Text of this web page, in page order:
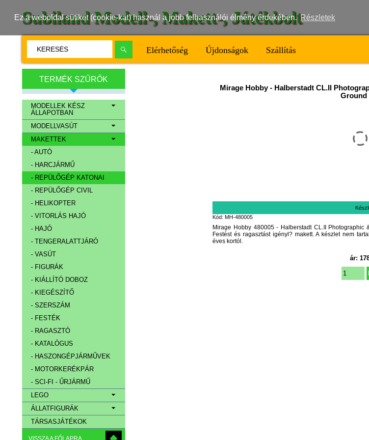
Ez a weboldal sütiket (cookie-kat) használ a jobb felhasználói élmény érdekében. Részletek
Subiland Modell-, Makett-, Játékbolt
Elérhetőség Újdonságok Szállítás
TERMÉK SZŰRŐK
MODELLEK KÉSZ
ÁLLAPOTBAN
MODELLVASÚT
MAKETTEK
- AUTÓ
- HARCJÁRMŰ
- REPÜLŐGÉP KATONAI
- REPÜLŐGÉP CIVIL
- HELIKOPTER
- VITORLÁS HAJÓ
- HAJÓ
- TENGERALATTJÁRÓ
- VASÚT
- FIGURÁK
- KIÁLLÍTÓ DOBOZ
- KIEGÉSZÍTŐ
- SZERSZÁM
- FESTÉK
- RAGASZTÓ
- KATALÓGUS
- HASZONGÉPJÁRMŰVEK
- MOTORKERÉKPÁR
- SCI-FI - ŰRJÁRMŰ
LEGO
ÁLLATFIGURÁK
TÁRSASJÁTÉKOK
VISSZA A FŐLAPRA
Mirage Hobby- Halberstadt CL.II
Ground
Kód: MH-480005
Mirage Hobby 480005 - Halberstadt CL.II
Festést és ragasztást igényl? makett. A készlet nem
éves kortól.
ár: